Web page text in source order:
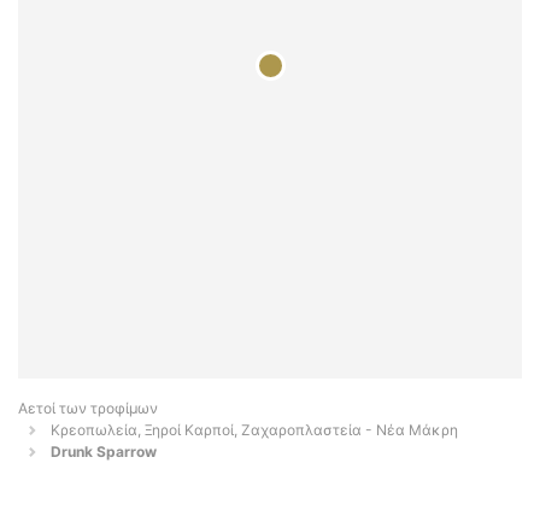
Αετοί των τροφίμων
Κρεοπωλεία, Ξηροί Καρποί, Ζαχαροπλαστεία - Νέα Μάκρη
Drunk Sparrow